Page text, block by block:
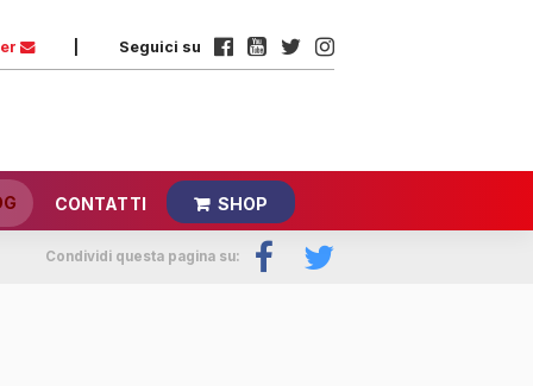
Seguici su
CONTATTI SHOP
Condividi questa pagina su: